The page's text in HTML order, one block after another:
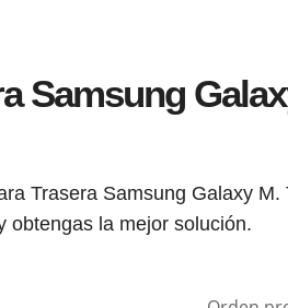
Samsung
Trasera Samsung Galaxy M.
obtengas la mejor solución.